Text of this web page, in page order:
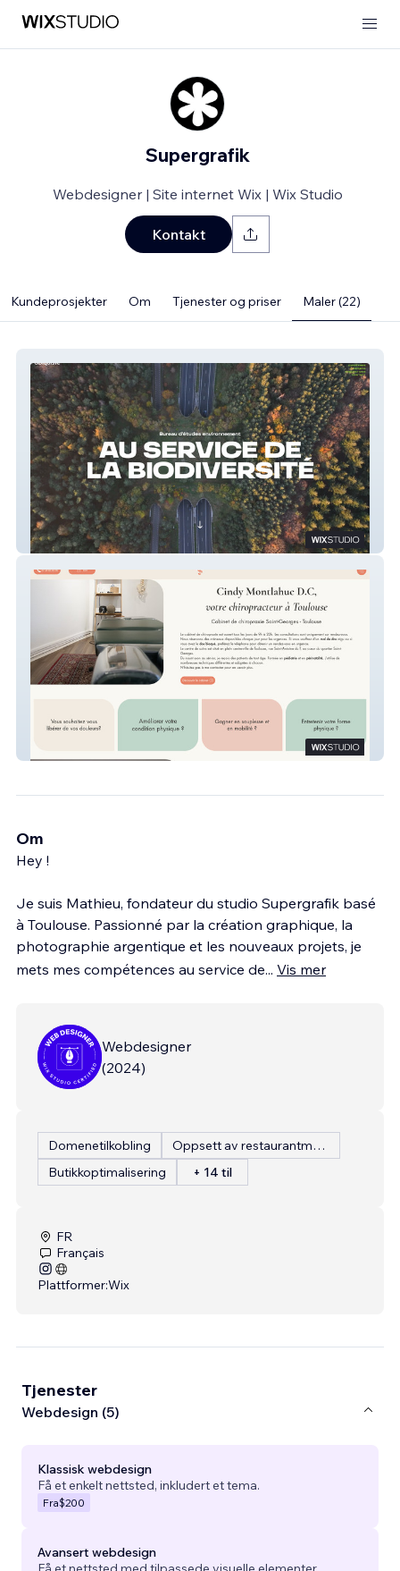
Supergrafik
Webdesigner | Site internet Wix | Wix Studio
Kontakt
Kundeprosjekter Om Tjenester og priser Maler (22)
Ubiquiste
Cabinet Chiropracteur Saint Georges
Om
Hey !
Je suis Mathieu, fondateur du studio Supergrafik basé
à Toulouse. Passionné par la création graphique, la
photographie argentique et les nouveaux projets, je
mets mes compétences au service de... Vis mer
Webdesigner
(2024)
Domenetilkobling
Oppsett av restaurantmeny
Butikkoptimalisering
+ 14 til
FR
Français
Plattformer:Wix
Tjenester
Webdesign (5)
Klassisk webdesign
Få et enkelt nettsted, inkludert et tema.
Fra$200
Avansert webdesign